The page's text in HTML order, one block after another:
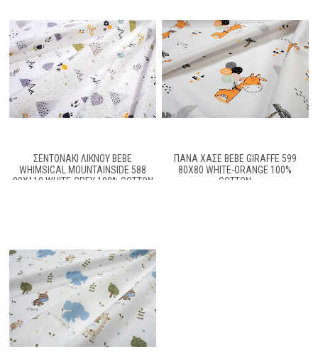
ΣΕΝΤΟΝΆΚΙ ΛΊΚΝΟΥ BEBE
WHIMSICAL MOUNTAINSIDE 588
80X110 WHITE-GREY 100% COTTON
ΠΆΝΑ ΧΑΣΈ BEBE GIRAFFE 599
80X80 WHITE-ORANGE 100%
COTTON